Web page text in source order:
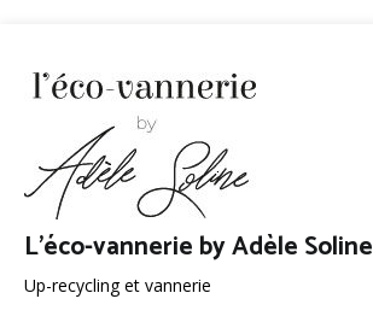
contenu
L'éco-vannerie by Adèle Soline
Up-recycling et vannerie